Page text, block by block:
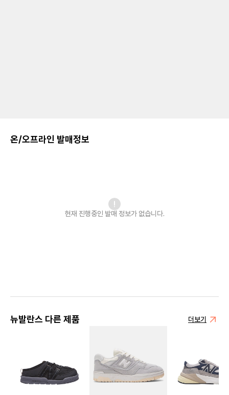
온/오프라인 발매정보
현재 진행중인 발매 정보가 없습니다.
뉴발란스 다른 제품 더보기